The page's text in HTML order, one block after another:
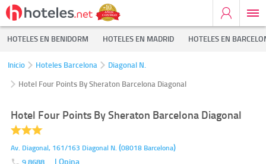
HOTELES EN BENIDORM HOTELES EN MADRID HOTELES EN
Inicio Hoteles Barcelona
Diagonal N.
Hotel Four Points By Sheraton Barcelona Diagonal
Hotel Four Points By Sheraton Barcelona Diagonal
Av. Diagonal, 161/163 Diagonal N.(08018 Barcelona)
9 8688 | Opina